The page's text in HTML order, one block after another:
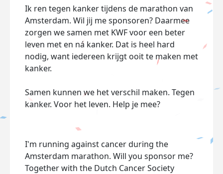
Ik ren tegen kanker tijdens de marathon van
Amsterdam. Wil jij me sponsoren? Daarmee
zorgen we samen met KWF voor een beter
leven met en ná kanker. Dat is heel hard
nodig, want iedereen krijgt ooit te maken met
kanker.
Samen kunnen we het verschil maken. Tegen
kanker. Voor het leven. Help je mee?
I'm running against cancer during the
Amsterdam marathon. Will you sponsor me?
Together with the Dutch Cancer Society